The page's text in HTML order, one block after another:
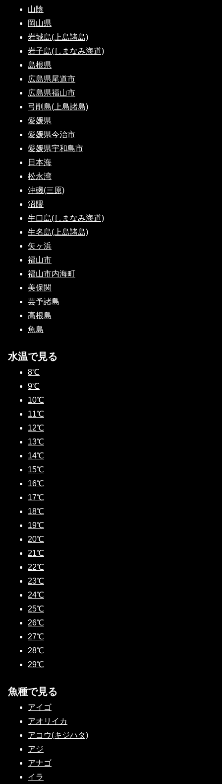
山陰
岡山県
岩城島(上島諸島)
岩子島(しまなみ海道)
島根県
広島県尾道市
広島県福山市
弓削島(上島諸島)
愛媛県
愛媛県今治市
愛媛県宇和島市
日本海
松永湾
沖磯(三原)
沼隈
生口島(しまなみ海道)
生名島(上島諸島)
矢ヶ浜
福山市
福山市内海町
美保関
芸予諸島
高根島
魚島
水温で見る
8℃
9℃
10℃
11℃
12℃
13℃
14℃
15℃
16℃
17℃
18℃
19℃
20℃
21℃
22℃
23℃
24℃
25℃
26℃
27℃
28℃
29℃
魚種で見る
アイゴ
アオリイカ
アコウ(キジハタ)
アジ
アナゴ
イラ